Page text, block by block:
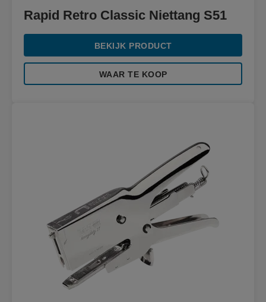
Rapid Retro Classic Niettang S51
BEKIJK PRODUCT
WAAR TE KOOP